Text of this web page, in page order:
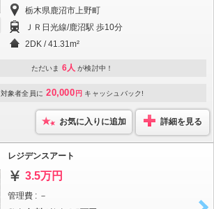
栃木県鹿沼市上野町
ＪＲ日光線/鹿沼駅 歩10分
2DK / 41.31m²
ただいま 6人 が検討中！
対象者全員に 20,000 円 キャッシュバック!
お気に入りに追加 詳細を見る
レジデンスアート
3.5万円
管理費 : －